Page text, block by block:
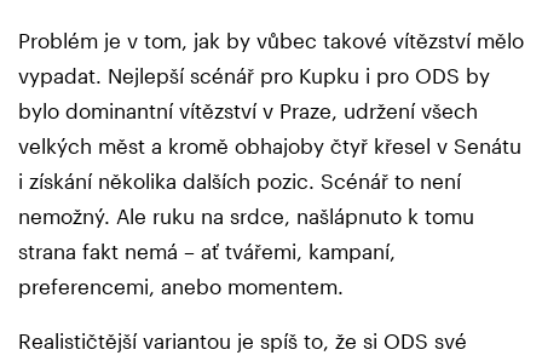
Problém je v tom, jak by vůbec takové vítězství mělo
vypadat. Nejlepší scénář pro Kupku i pro ODS by
bylo dominantní vítězství v Praze, udržení všech
velkých měst a kromě obhajoby čtyř křesel v Senátu
i získání několika dalších pozic. Scénář to není
nemožný. Ale ruku na srdce, našlápnuto k tomu
strana fakt nemá – ať tvářemi, kampaní,
preferencemi, anebo momentem.
Realističtější variantou je spíš to, že si ODS své